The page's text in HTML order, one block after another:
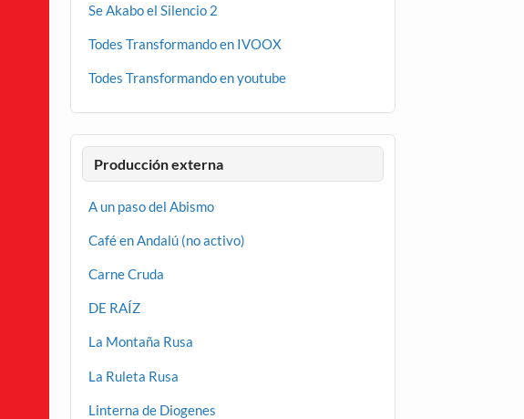
Se Akabo el Silencio 2
Todes Transformando en IVOOX
Todes Transformando en youtube
Producción externa
A un paso del Abismo
Café en Andalú (no activo)
Carne Cruda
DE RAÍZ
La Montaña Rusa
La Ruleta Rusa
Linterna de Diogenes